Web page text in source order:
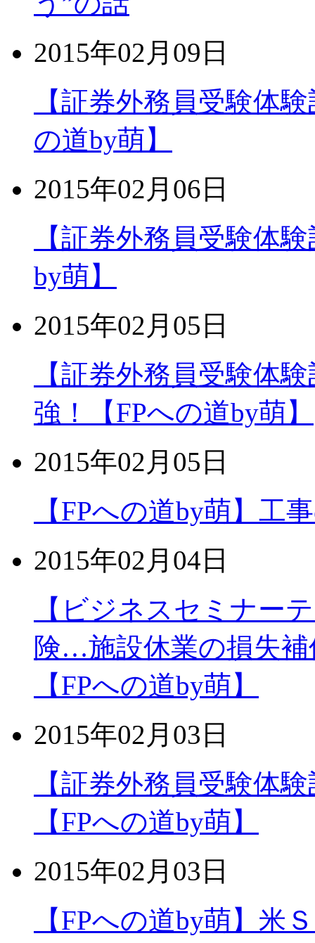
2015年02月09日
【証券外務員受験体
の道by萌】
2015年02月06日
【証券外務員受験体
by萌】
2015年02月05日
【証券外務員受験体
強！【FPへの道by萌】
2015年02月05日
【FPへの道by萌】工
2015年02月04日
【ビジネスセミナー
険…施設休業の損失
【FPへの道by萌】
2015年02月03日
【証券外務員受験体
【FPへの道by萌】
2015年02月03日
【FPへの道by萌】米